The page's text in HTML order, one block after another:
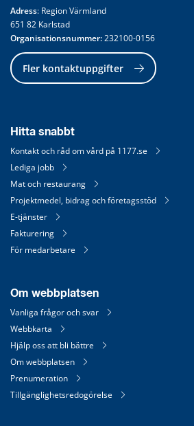
Adress: Region Värmland
651 82 Karlstad
Organisationsnummer: 232100-0156
Fler kontaktuppgifter
Hitta snabbt
Kontakt och råd om vård på 1177.se
Lediga jobb
Mat och restaurang
Projektmedel, bidrag och företagsstöd
E-tjänster
Fakturering
För medarbetare
Om webbplatsen
Vanliga frågor och svar
Webbkarta
Hjälp oss att bli bättre
Om webbplatsen
Prenumeration
Tillgänglighetsredogörelse